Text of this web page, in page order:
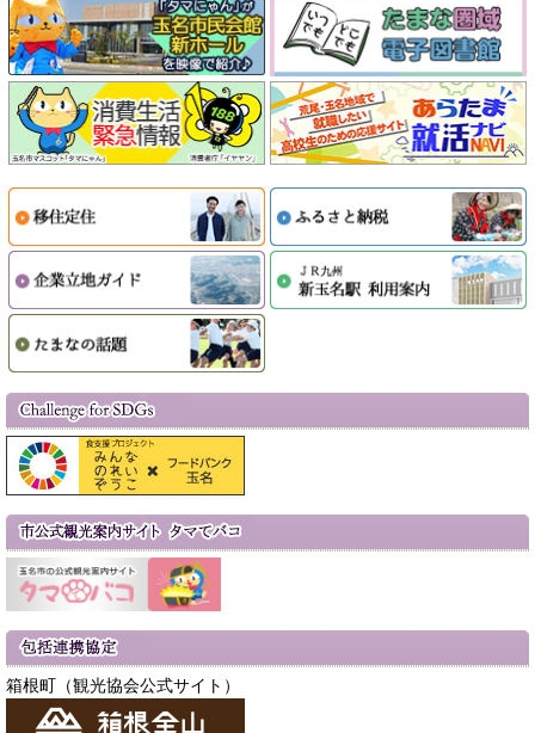
箱根町（観光協会公式サイト）